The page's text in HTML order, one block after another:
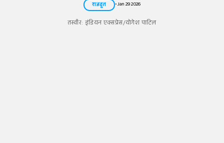
राजदूत •Jan 29 2026
तस्वीर: इंडियन एक्सप्रेस/योगेश पाटिल